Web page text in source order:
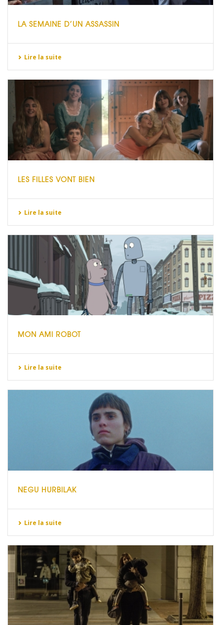
LA SEMAINE D’UN ASSASSIN
Lire la suite
LES FILLES VONT BIEN
Lire la suite
MON AMI ROBOT
Lire la suite
NEGU HURBILAK
Lire la suite